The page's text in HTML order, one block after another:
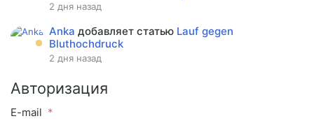
2 дня назад
Anka добавляет статью Lauf gegen
Bluthochdruck
2 дня назад
Авторизация
E-mail